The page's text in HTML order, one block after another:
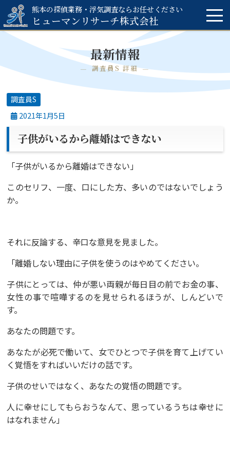
熊本の探偵業務・浮気調査ならお任せください
ヒューマンリサーチ株式会社
最新情報
調査員S 詳細
調査員S
2021年1月5日
子供がいるから離婚はできない
「子供がいるから離婚はできない」
このセリフ、一度、口にした方、多いのではないでしょう
か。
それに反論する、辛口な意見を見ました。
「離婚しない理由に子供を使うのはやめてください。
子供にとっては、仲が悪い両親が毎日目の前でお金の事、
女性の事で喧嘩するのを見せられるほうが、しんどいで
す。
あなたの問題です。
あなたが必死で働いて、女でひとつで子供を育て上げてい
く覚悟をすればいいだけの話です。
子供のせいではなく、あなたの覚悟の問題です。
人に幸せにしてもらおうなんて、思っているうちは幸せに
はなれません」